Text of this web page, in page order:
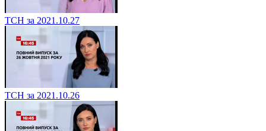
ТСН за 2021.10.27
ТСН за 2021.10.26